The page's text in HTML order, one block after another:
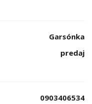
Garsónka
predaj
0903406534